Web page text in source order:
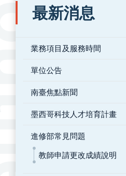
最新消息
業務項目及服務時間
單位公告
南臺焦點新聞
墨西哥科技人才培育計畫
進修部常見問題
教師申請更改成績說明